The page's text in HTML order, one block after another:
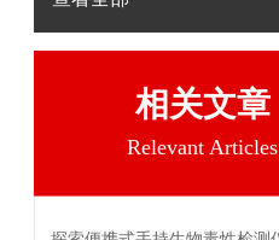
相关文章
Relevant Articles